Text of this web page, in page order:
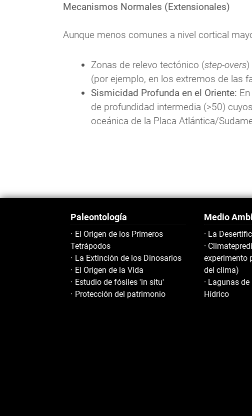
Mecanismos Normales (Extensionales)
Aunque menos comunes a nivel cortical
Zonas de relevo tectónico (step-overs)
(por ejemplo, en los extremos de las
Sismicidad Profunda en el Oriente:
de profundidad intermedia (>50)
oceánica de la Placa Atlántica/
Paleontología
El Origen de los Primeros
Tetrápodos
La Extinción de los Dinosarios
El Origen de la Vida
Estudio de fósiles 'in situ'
Protección del patrimonio
Medio
La
experimento
del clima)
Lagunas de
Hídrico